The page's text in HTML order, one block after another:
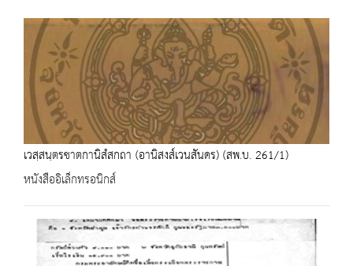
เวสฺสนฺตรชาตกานิสํสกถา (อานิสงส์เวนสันดร) (สพ.บ. 261/1)
หนังสืออิเล็กทรอนิกส์